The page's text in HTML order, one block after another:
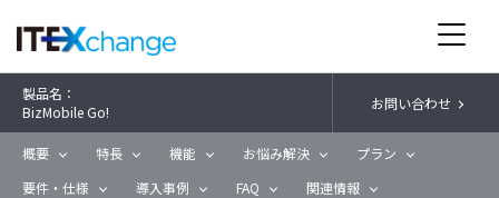
製品名：
BizMobile Go!
お問い合わせ
概要 特長 機能 お悩み解決
プラン
要件・仕様
導入事例 FAQ 関連情報